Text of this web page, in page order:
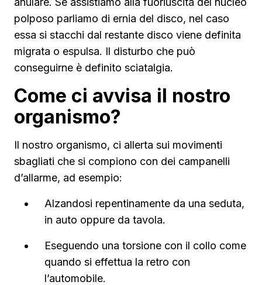
polposo parliamo di ernia del disco, nel caso
essa si stacchi dal restante disco viene definita
migrata o espulsa. Il disturbo che può
conseguirne è definito sciatalgia.
Come ci avvisa il nostro
organismo?
Il nostro organismo, ci allerta sui movimenti
sbagliati che si compiono con dei campanelli
d’allarme, ad esempio:
Alzandosi repentinamente da una seduta,
in auto oppure da tavola.
Eseguendo una torsione con il collo come
quando si effettua la retro con
l’automobile.